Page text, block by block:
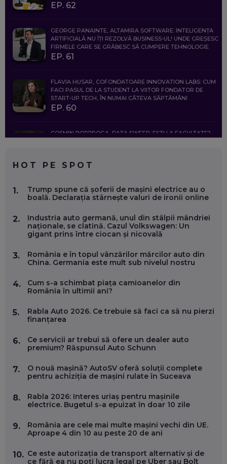
EP. 62
GEORGE PANAINTE, ALTAMIRA SOFTWARE: INTELIGENȚA
ARTIFICIALĂ NU ÎȚI REZOLVĂ BUSINESS-UL! UNDE GREȘESC
FIRMELE CARE SE GRĂBESC SĂ CUMPERE TEHNOLOGIE
EP. 61
FLAVIA HUSAR, COFONDATOARE INNOVATION LABS: CUM
FACI PASUL DE LA STUDENT LA VIITOR FONDATOR DE
START-UP TECH, ÎN NUMAI CÂTEVA SĂPTĂMÂNI
EP. 60
COSMIN BOȚOROGA, DATA SWEEP: EȘTI LA FACULTATE?
FOLOSEȘTI TEHNOLOGIA CA SĂ FII MAI BUN LA JOB. ȘI CUM
SE VA SCHIMBA MUNCA, ÎN URMĂTORII ANI
MARIUS PAȘCULEA, COFONDATOR AL KULTH: CUM
CĂTRE ARTĂ, LA NIVEL GLOBAL
EP. 57
ANDREI AVĂDANEI, BIT SENTINEL: CUM ÎȚI PROTEJEZI
EFICIENT VIAȚA ONLINE. ȘI CARE SUNT PRIMII PAȘI ÎNTR-O
EP. 56
DOINA VÎLCEANU, CONTENTSPEED: VREI SUCCES ONLINE?
ÎNVAȚĂ AEO ȘI GEO!
WASHINGTON, OCHELARI INTELIGENȚI ȘI FERME
VERTICALE FĂRĂ PĂMÂNT
PROCESE, DAR CE FACEM CÂND PICĂ BAZA DE DATE, LA
INSTITUȚIILE STATULUI?
HOT PE SPOT
1.
Trump spune că șoferii de mașini electrice au o
boală. Declarația stârnește valuri de ironii online
2.
Industria auto germană, unul din stâlpii mândriei
naționale, se clatină. Cazul Volkswagen: Un
gigant prins între ciocan și nicovală
3.
România e în topul vânzărilor mărcilor auto din
China. Germania este mult sub nivelul nostru
4.
Cum s-a schimbat piața camioanelor din
România în ultimii ani?
5.
Rabla Auto 2026. Ce trebuie să faci ca să nu pierzi
finanțarea
6.
Ce servicii ar trebui să ofere un dealer auto
premium? Răspunsul Auto Schunn
7.
O nouă mașină? AutoSV oferă soluții complete
pentru achiziția de mașini rulate în Suceava
8.
Rabla 2026: Interes uriaș pentru mașinile
electrice. Bugetul s-a epuizat în doar 10 zile
9.
România are cele mai multe mașini vechi din UE.
Aproape 4 din 10 au peste 20 de ani
10. Ce este autorizația de transport alternativ și de
ce fără ea nu poți lucra legal pe Uber sau Bolt